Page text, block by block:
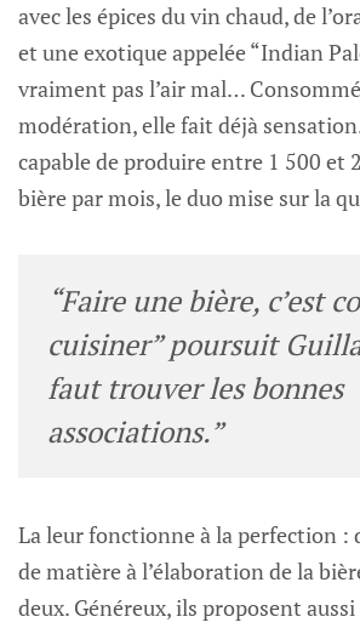
avec les épices du vin chaud, de
et une exotique appelée “Indian
vraiment pas l’air mal…
modération, elle fait déjà
capable de produire entre 1 500 et
bière par mois, le duo mise sur la
“Faire une bière, c’est
cuisiner” poursuit
faut trouver les bonnes
associations.”
La leur fonctionne à la perfection :
de matière à l’élaboration de la
deux. Généreux, ils proposent